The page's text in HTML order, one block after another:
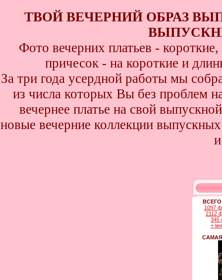
ТВОЙ ВЕЧЕРНИЙ ОБРАЗ
Фото вечерних платьев -
причесок - на короткие и
За три года усердной работы мы
из числа которых Вы без проблем
вечернее платье на свой
новые вечерние коллекции
1097
2112
345
+